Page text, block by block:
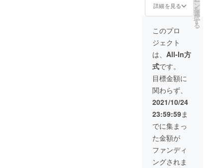
郵送）
・本プ
クト事
業報告
書（郵
送） ・
学校創
立75周
年記念
写真集
（A4冊
子、郵
送） ・
2020学
年度四
日市朝
鮮初中
級学校
学芸会
DVD（2
詳細を見る ン
を
選
択
す
る
このプロ
ジェクト
は、 All-In方
式です。
目標金額に
関わらず、
2021/10/24
23:59:59ま
でに集まっ
た金額が
ファンディ
ングされま